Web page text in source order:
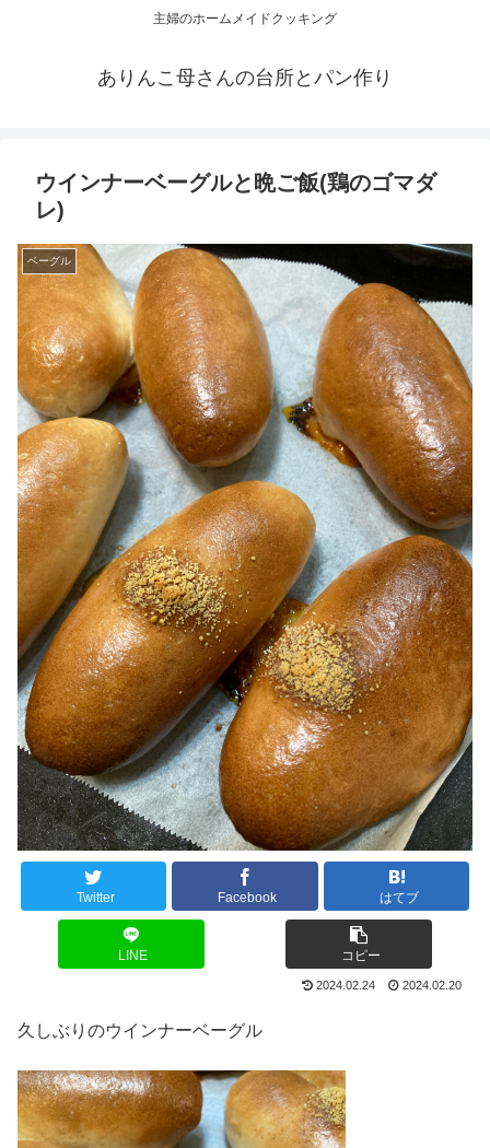
主婦のホームメイドクッキング
ありんこ母さんの台所とパン作り
ウインナーベーグルと晩ご飯(鶏のゴマダ
レ)
ベーグル
Twitter Facebook はてブ
LINE コピー
2024.02.24 2024.02.20
久しぶりのウインナーベーグル